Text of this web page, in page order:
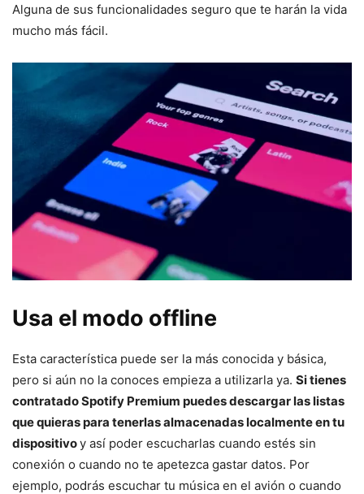
Alguna de sus funcionalidades seguro que te harán la vida
mucho más fácil.
Usa el modo offline
Esta característica puede ser la más conocida y básica,
pero si aún no la conoces empieza a utilizarla ya. Si tienes
contratado Spotify Premium puedes descargar las listas
que quieras para tenerlas almacenadas localmente en tu
dispositivoy así poder escucharlas cuando estés sin
conexión o cuando no te apetezca gastar datos. Por
ejemplo, podrás escuchar tu música en el avión o cuando